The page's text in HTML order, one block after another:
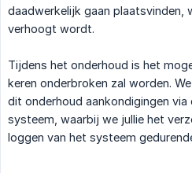
daadwerkelijk gaan plaatsvinden,
verhoogt wordt.
Tijdens het onderhoud is het
keren onderbroken zal worden.
dit onderhoud aankondigingen via
systeem, waarbij we jullie het
loggen van het systeem